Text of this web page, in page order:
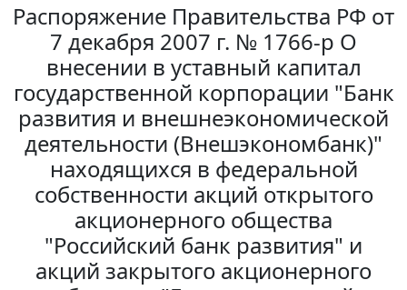
Распоряжение Правительства РФ от
7 декабря 2007 г. № 1766-р О
внесении в уставный капитал
государственной корпорации "Банк
развития и внешнеэкономической
деятельности (Внешэкономбанк)"
находящихся в федеральной
собственности акций открытого
акционерного общества
"Российский банк развития" и
акций закрытого акционерного